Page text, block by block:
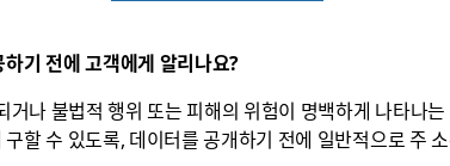
기 전에 고객에게 알리나요?
나 불법적 행위 또는 피해의 위험이 명백하게 나타나는
할 수 있도록, 데이터를 공개하기 전에 일반적으로 주